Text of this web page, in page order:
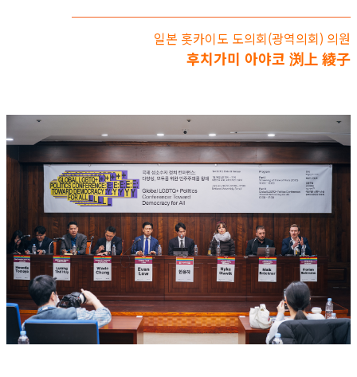
일본 홋카이도 도의회(광역의회) 의원
후치가미 아야코 渕上 綾子